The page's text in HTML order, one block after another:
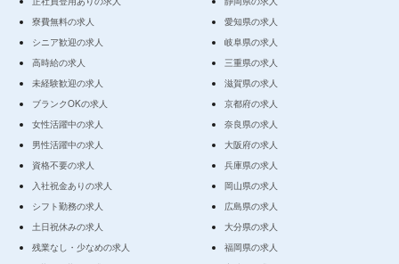
寮費無料の求人
シニア歓迎の求人
高時給の求人
未経験歓迎の求人
ブランクOKの求人
女性活躍中の求人
男性活躍中の求人
資格不要の求人
入社祝金ありの求人
シフト勤務の求人
土日祝休みの求人
残業なし・少なめの求人
愛知県の求人
岐阜県の求人
三重県の求人
滋賀県の求人
京都府の求人
奈良県の求人
大阪府の求人
兵庫県の求人
岡山県の求人
広島県の求人
大分県の求人
福岡県の求人